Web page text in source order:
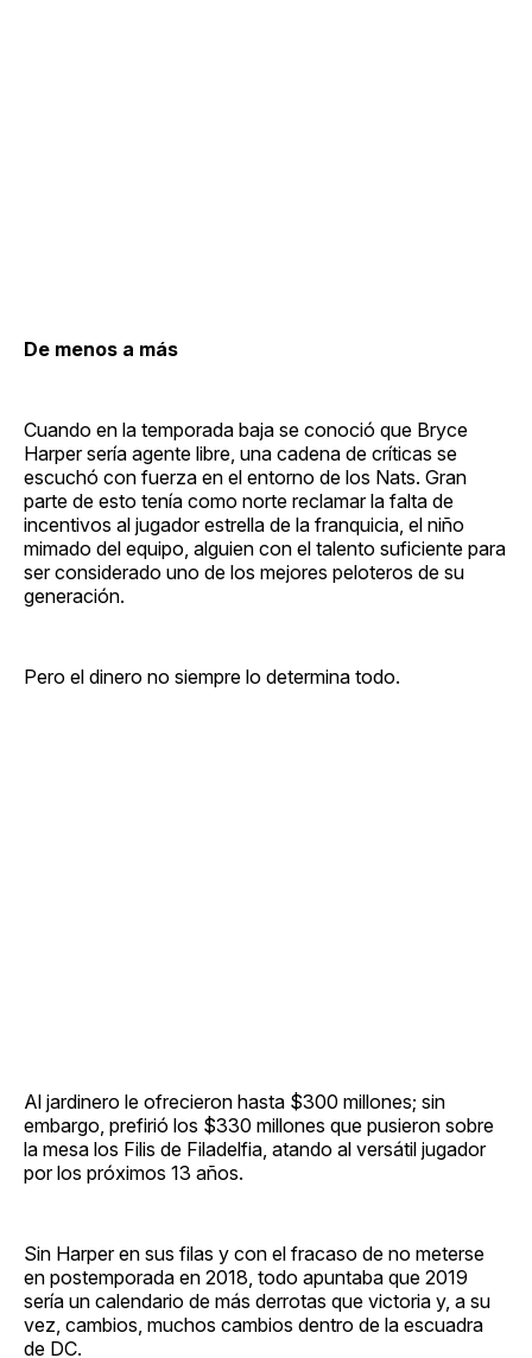
De menos a más
Cuando en la temporada baja se conoció que Bryce
Harper sería agente libre, una cadena de críticas se
escuchó con fuerza en el entorno de los Nats. Gran
parte de esto tenía como norte reclamar la falta de
incentivos al jugador estrella de la franquicia, el niño
mimado del equipo, alguien con el talento suficiente para
ser considerado uno de los mejores peloteros de su
generación.
Pero el dinero no siempre lo determina todo.
Al jardinero le ofrecieron hasta $300 millones; sin
embargo, prefirió los $330 millones que pusieron sobre
la mesa los Filis de Filadelfia, atando al versátil jugador
por los próximos 13 años.
Sin Harper en sus filas y con el fracaso de no meterse
en postemporada en 2018, todo apuntaba que 2019
sería un calendario de más derrotas que victoria y, a su
vez, cambios, muchos cambios dentro de la escuadra
de DC.